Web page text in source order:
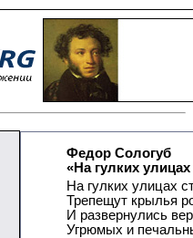
Федор Сологуб
«На гулких
На гулких улицах
Трепещут крылья
И развернулись
Угрюмых и